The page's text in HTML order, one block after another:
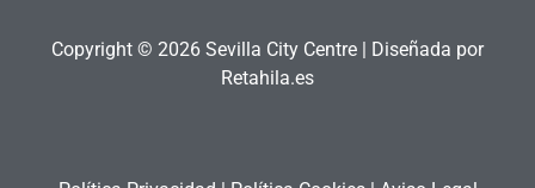
Copyright © 2026 Sevilla City Centre | Diseñada por
Retahila.es